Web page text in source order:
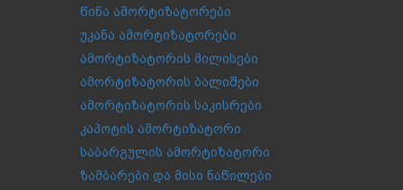
წინა ამორტიზატორები
უკანა ამორტიზატორები
ამორტიზატორის მილისები
ამორტიზატორის ბალიშები
ამორტიზატორის საკისრები
კაპოტის ამორტიზატორი
საბარგულის ამორტიზატორი
ზამბარები და მისი ნაწილები